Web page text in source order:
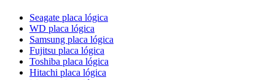
Seagate placa lógica
WD placa lógica
Samsung placa lógica
Fujitsu placa lógica
Toshiba placa lógica
Hitachi placa lógica